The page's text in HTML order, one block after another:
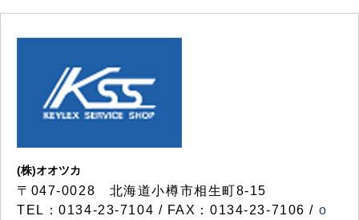
(株)オオツカ
〒047-0028 北海道小樽市相生町8-15
TEL：0134-23-7104 / FAX：0134-23-7106 / o